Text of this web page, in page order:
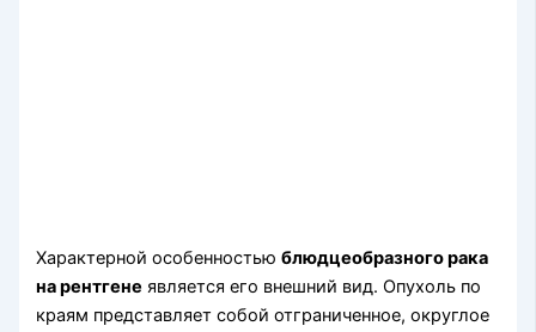
Характерной особенностьюблюдцеобразного рака
на рентгене является его внешний вид. Опухоль по
краям представляет собой отграниченное, округлое